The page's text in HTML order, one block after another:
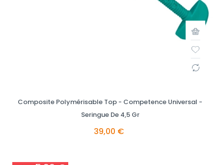
Composite Polymérisable Top - Competence Universal -
Seringue De 4,5 Gr
39,00 €